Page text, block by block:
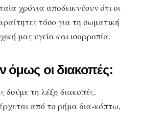
χρόνια αποδεικνύουν ότι οι
τόσο για τη σωματική
μας υγεία και ισορροπία.
όμως οι διακοπές:
τη λέξη διακοπές.
από το ρήμα δια-κόπτω,